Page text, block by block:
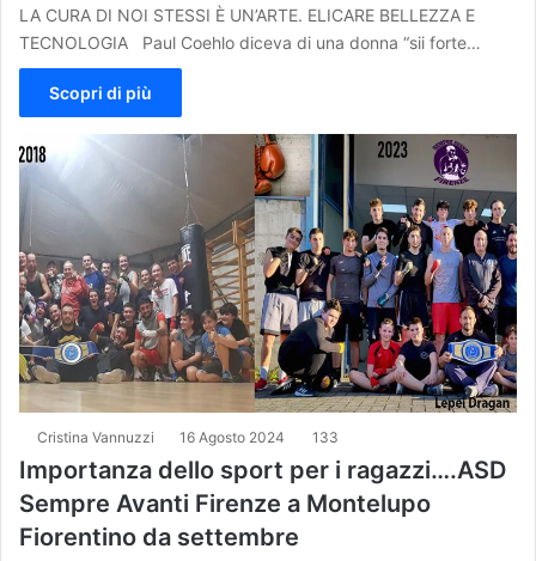
LA CURA DI NOI STESSI È UN’ARTE. ELICARE BELLEZZA E
TECNOLOGIA Paul Coehlo diceva di una donna “sii forte…
Scopri di più
Cristina Vannuzzi 16 Agosto 2024 133
Importanza dello sport per i ragazzi….ASD
Sempre Avanti Firenze a Montelupo
Fiorentino da settembre